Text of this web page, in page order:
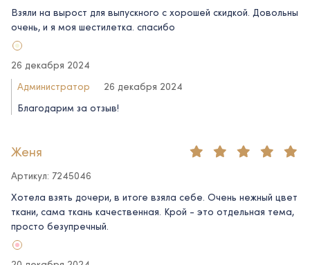
Взяли на вырост для выпускного с хорошей скидкой. Довольны
очень, и я моя шестилетка. спасибо
26 декабря 2024
Администратор
26 декабря 2024
Благодарим за отзыв!
Женя
Артикул: 7245046
Хотела взять дочери, в итоге взяла себе. Очень нежный цвет
ткани, сама ткань качественная. Крой - это отдельная тема,
просто безупречный.